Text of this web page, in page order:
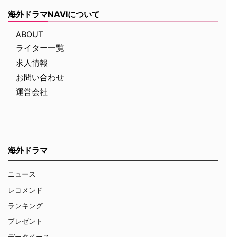
海外ドラマNAVIについて
ABOUT
ライター一覧
求人情報
お問い合わせ
運営会社
海外ドラマ
ニュース
レコメンド
ランキング
プレゼント